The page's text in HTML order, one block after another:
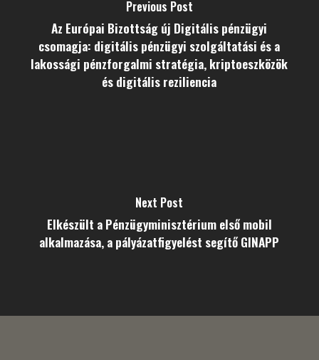
Previous Post
Az Európai Bizottság új Digitális pénzügyi
csomagja: digitális pénzügyi szolgáltatási és a
lakossági pénzforgalmi stratégia, kriptoeszközök
és digitális reziliencia
Next Post
Elkészült a Pénzügyminisztérium első mobil
alkalmazása, a pályázatfigyelést segítő GINAPP